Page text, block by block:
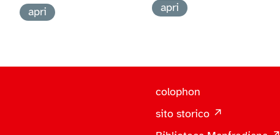
apri
apri
colophon
sito storico ↗